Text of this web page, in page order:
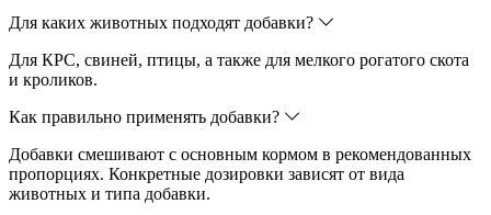
Для каких животных подходят добавки?
Для КРС, свиней, птицы, а также для мелкого рогатого скота
и кроликов.
Как правильно применять добавки?
Добавки смешивают с основным кормом в рекомендованных
пропорциях. Конкретные дозировки зависят от вида
животных и типа добавки.